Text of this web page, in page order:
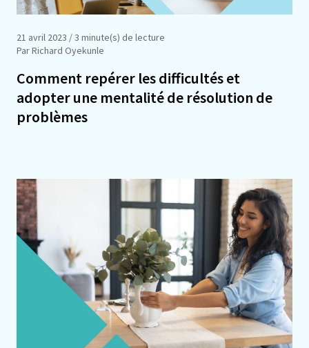
21 avril 2023 / 3 minute(s) de lecture
Par Richard Oyekunle
Comment repérer les difficultés et
adopter une mentalité de résolution de
problèmes